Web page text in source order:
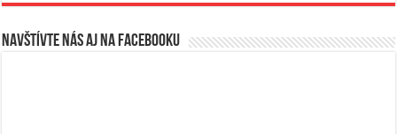
Navštívte nás aj na Facebooku